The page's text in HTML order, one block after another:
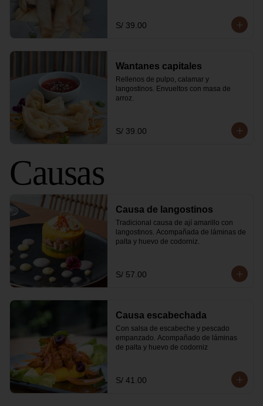
S/ 39.00
Wantanes capitales
Rellenos de pulpo, calamar y
langostinos. Envueltos con masa de
arroz.
S/ 39.00
Causas
Causa de langostinos
Tradicional causa de ají amarillo con
langostinos. Acompañada de láminas de
palta y huevo de codorniz.
S/ 57.00
Causa escabechada
Con salsa de escabeche y pescado
empanzado. Acompañado de láminas
de palta y huevo de codorniz
S/ 41.00